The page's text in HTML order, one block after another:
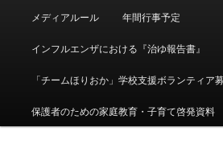
メディアルール 年間行事予定
インフルエンザにおける『治ゆ報告書』
「チームほりおか」学校支援ボランティア
保護者のための家庭教育・子育て啓発資料